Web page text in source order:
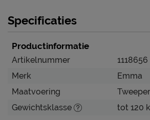
• Complete set met hoofdbord,
matras
• Optimale ondersteuning voor je
• Stijlvol en tijdloos design
Hoe houd je je boxspring langer
Houd de boxspring schoon door het
zuigen met een stofzuiger met een
Specificaties
Productinformatie
Artikelnummer
1118656
Merk
Emma
Maatvoering
Gewichtsklasse
tot 120